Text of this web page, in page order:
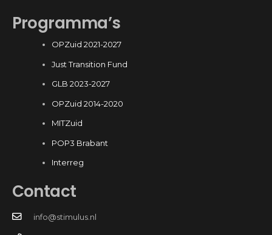
Programma’s
OPZuid 2021-2027
Just Transition Fund
GLB 2023-2027
OPZuid 2014-2020
MITZuid
POP3 Brabant
Interreg
Contact
info@stimulus.nl